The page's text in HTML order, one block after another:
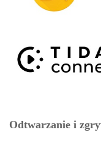
Odtwarzanie i